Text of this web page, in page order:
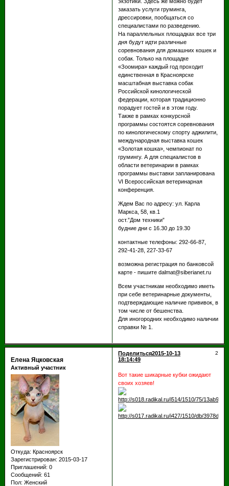
заказать услуги груминга,
дрессировки, пообщаться со
специалистами по разведению.
На параллельных площадках все три
дня будут идти различные
соревнования для домашних кошек и
собак. Только на площадке
«Зоомира» каждый год проходит
единственная в Красноярске
масштабная выставка собак
Российской кинологической
федерации, которая традиционно
порадует гостей и в этом году.
Также в рамках конкурсной
программы состоятся соревнования
по кинологическому спорту аджилити,
международная выставка кошек
«Золотая кошка», чемпионат по
грумингу. А для специалистов в
области ветеринарии в рамках
программы выставки запланирована
VI Всероссийская ветеринарная
конференция.
Ждем Вас по адресу: ул. Карла
Маркса, 58, кв.1
ост.”Дом техники”
будние дни с 16.30 до 19.30
контактные телефоны: 292-66-87,
292-41-28, 227-33-67
возможна регистрация по банковсой
карте - пишите dalmat@siberianet.ru
Всем участникам необходимо иметь
при себе ветеринарные документы,
подтверждающие наличие прививок, в
том числе от бешенства.
Для иногородних необходимо наличии
справки № 1.
Поделиться 2
2015-10-13
18:14:49
Елена Яцковская
Активный участник
Откуда: Красноярск
Зарегистрирован: 2015-03-17
Приглашений: 0
Сообщений: 61
Пол: Женский
Вот такие шикарные кубки ожидают
своих хозяев!